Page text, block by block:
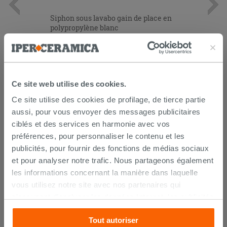
Ce site web utilise des cookies.
Ce site utilise des cookies de profilage, de tierce partie
aussi, pour vous envoyer des messages publicitaires
ciblés et des services en harmonie avec vos
préférences, pour personnaliser le contenu et les
publicités, pour fournir des fonctions de médias sociaux
et pour analyser notre trafic. Nous partageons également
les informations concernant la manière dans laquelle
vous utilisez notre site avec nos partenaires qui
et les réseaux sociaux. Lesdits partenaires pourraient
combiner ces informations avec d’autres que vous leur
Tout autoriser
Siphon sous lavabo gain de place en
polypropylène blanc
12,90 € /PC
LIVRAISON GARANTIE